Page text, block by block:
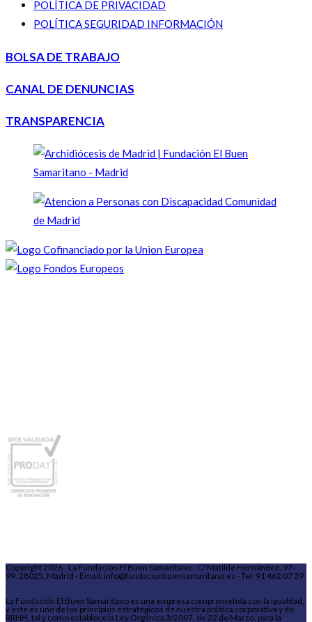
POLÍTICA DE PRIVACIDAD
POLÍTICA SEGURIDAD INFORMACIÓN
BOLSA DE TRABAJO
CANAL DE DENUNCIAS
TRANSPARENCIA
Copyright 2026 - La Fundación El Buen Samaritano - C/ Matilde Hernández, 97-
99, 28025, Madrid - Email: info@fundacionbuensamaritano.es - Tel: 91 462 07 39
La Fundación El Buen Samaritano es una empresa comprometida con la igualdad,
y este es uno de los principios estratégicos de nuestra política corporativa y de
RRHH, tal y como establece la Ley Orgánica 3/2007, de 22 de Marzo, para la